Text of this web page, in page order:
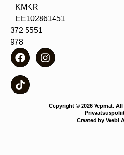
KMKR
EE102861451
+372 5551
4978
Copyright © 2026 Vepmat.
Created by Veebi